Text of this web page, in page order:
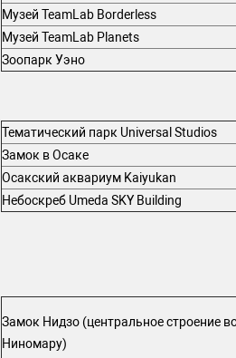
Музей TeamLab Borderless
Музей TeamLab Planets
Зоопарк Уэно
Тематический парк Universal Studios
Замок в Осаке
Осакский аквариум Kaiyukan
Небоскреб Umeda SKY Building
Замок Нидзо (центральное строение
Ниномару)